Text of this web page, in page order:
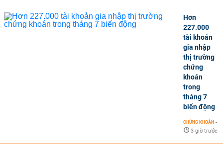
Hơn
227.000
tài khoản
gia nhập
thị trường
chứng
khoán
trong
tháng 7
biến động
CHỨNG KHOÁN -
3 giờ trước